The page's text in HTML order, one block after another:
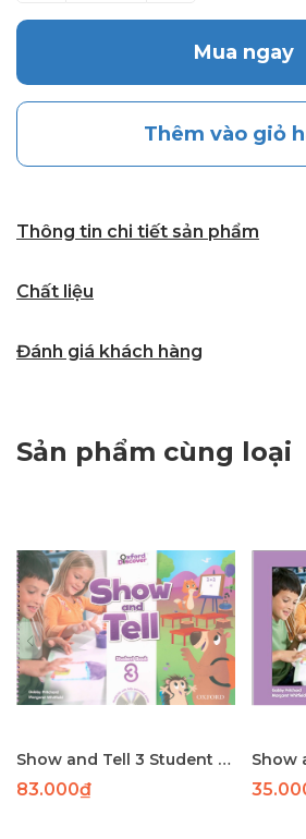
Mua ngay
Thêm vào giỏ
Thông tin chi tiết sản phẩm
Chất liệu
Đánh giá khách hàng
Sản phẩm cùng loại
Show and Tell 3 Student Book
83.000₫